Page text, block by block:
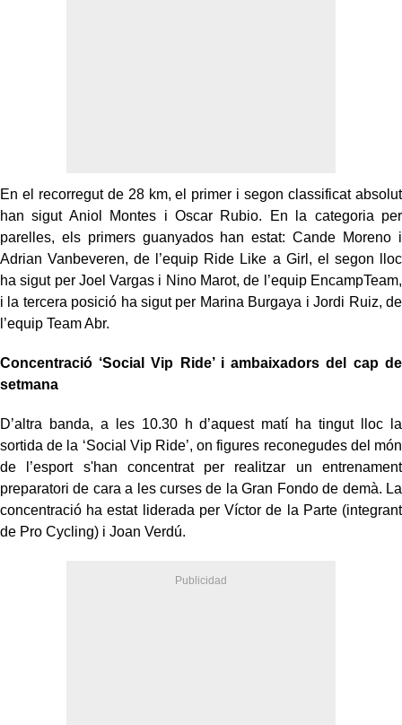
En el recorregut de 28 km, el primer i segon classificat absolut
han sigut Aniol Montes i Oscar Rubio. En la categoria per
parelles, els primers guanyados han estat: Cande Moreno i
Adrian Vanbeveren, de l’equip Ride Like a Girl, el segon lloc
ha sigut per Joel Vargas i Nino Marot, de l’equip EncampTeam,
i la tercera posició ha sigut per Marina Burgaya i Jordi Ruiz, de
l’equip Team Abr.
Concentració ‘Social Vip Ride’ i ambaixadors del cap de
setmana
D’altra banda, a les 10.30 h d’aquest matí ha tingut lloc la
sortida de la ‘Social Vip Ride’, on figures reconegudes del món
de l’esport s'han concentrat per realitzar un entrenament
preparatori de cara a les curses de la Gran Fondo de demà. La
concentració ha estat liderada per Víctor de la Parte (integrant
de Pro Cycling) i Joan Verdú.